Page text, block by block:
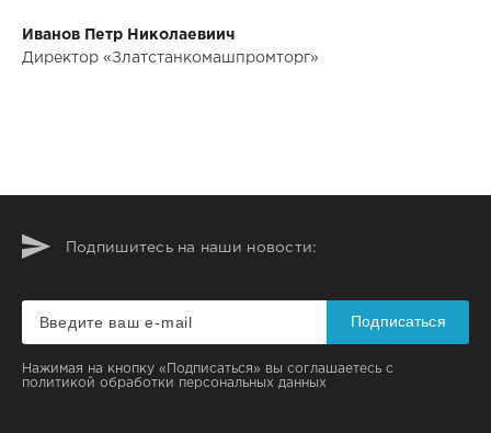
Иванов Петр Николаевиич
Директор «Златстанкомашпромторг»
Подпишитесь на наши новости:
Подписаться
Нажимая на кнопку «Подписаться» вы соглашаетесь с
политикой обработки персональных данных